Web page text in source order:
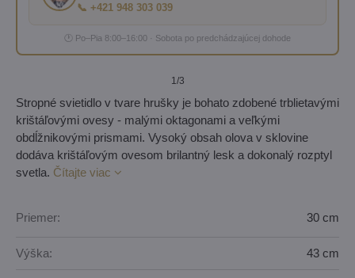
📞 +421 948 303 039
🕐 Po–Pia 8:00–16:00 · Sobota po predchádzajúcej dohode
1 /3
Stropné svietidlo v tvare hrušky je bohato zdobené trblietavými
krištáľovými ovesy - malými oktagonami a veľkými
obdĺžnikovými prismami. Vysoký obsah olova v sklovine
dodáva krištáľovým ovesom brilantný lesk a dokonalý rozptyl
svetla. Čítajte viac
Priemer: 30 cm
Výška: 43 cm